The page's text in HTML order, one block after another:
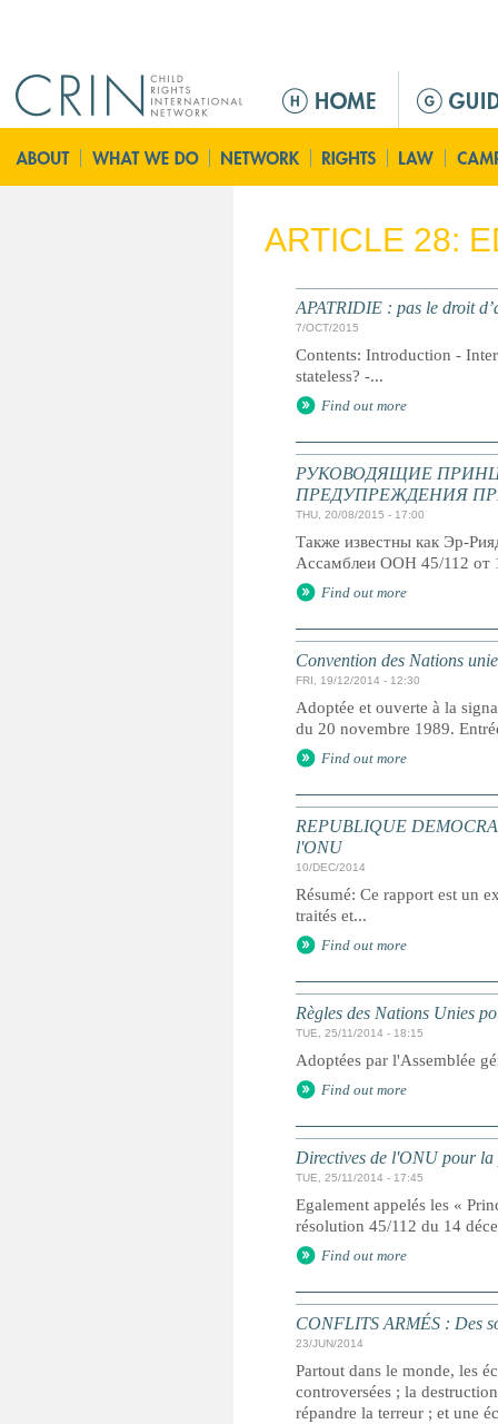
n
m
n
ARTICLE 28:
APATRIDIE : pas le droit
7/OCT/2015
Contents: Introduction -
stateless? -...
Find out more
РУКОВОДЯЩИЕ
ПРЕДУПРЕЖДЕНИЯ
THU, 20/08/2015 - 17:00
Также известны как Эр-
Ассамблеи ООН 45/112 от
Find out more
Convention des Nations
FRI, 19/12/2014 - 12:30
Adoptée et ouverte à la
du 20 novembre 1989.
Find out more
REPUBLIQUE
l'ONU
10/DEC/2014
Résumé: Ce rapport est un
traités et...
Find out more
Règles des Nations Unies
TUE, 25/11/2014 - 18:15
Adoptées par l'Assemblée
Find out more
Directives de l'ONU pour la
TUE, 25/11/2014 - 17:45
Egalement appelés les «
résolution 45/112 du 14
Find out more
CONFLITS ARMÉS : Des
23/JUN/2014
Partout dans le monde, les
controversées ; la
répandre la terreur ; et une